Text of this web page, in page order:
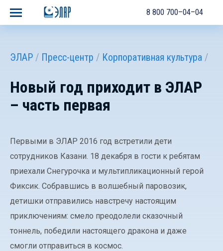
8 800 700–04–04
ЭЛАР Пресс-центр Корпоративная культура
Новый год приходит в ЭЛАР
– часть первая
Первыми в ЭЛАР 2016 год встретили дети
сотрудников Казани. 18 декабря в гости к ребятам
приехали Снегурочка и мультипликационный герой
Фиксик. Собравшись в волшебный паровозик,
детишки отправились навстречу настоящим
приключениям: смело преодолели сказочный
тоннель, победили настоящего дракона и даже
смогли отправиться в космос.